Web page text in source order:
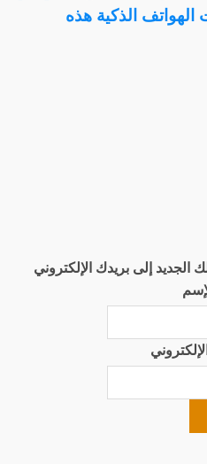
الجديد إلى بريدك الإلكتروني